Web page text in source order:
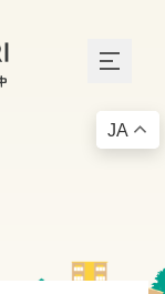
JA